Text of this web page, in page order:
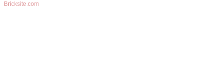
Bricksite.com